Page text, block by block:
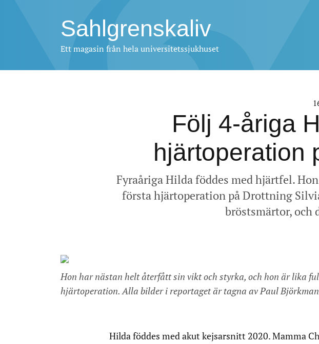
Sahlgrenskaliv
Ett magasin från hela universitetssjukhuset
Följ 4-åriga
hjärtoperation
Fyraåriga Hilda föddes med hjärtfel.
första hjärtoperation på Drottning
bröstsmärtor, och
Hon har nästan helt återfått sin vikt och styrka, och hon är lika
hjärtoperation. Alla bilder i reportaget är tagna av Paul
Hilda föddes med akut kejsarsnitt 2020. Mamma